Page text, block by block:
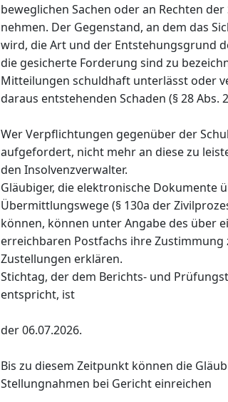
beweglichen Sachen oder an Rechten
nehmen. Der Gegenstand, an dem das
wird, die Art und der Entstehungsgrund
die gesicherte Forderung sind zu
Mitteilungen schuldhaft unterlässt oder
daraus entstehenden Schaden (§ 28 Abs.
Wer Verpflichtungen gegenüber der
aufgefordert, nicht mehr an diese zu
den Insolvenzverwalter.
Gläubiger, die elektronische Dokumente
Übermittlungswege (§ 130a der
können, können unter Angabe des über
erreichbaren Postfachs ihre Zustimmung
Zustellungen erklären.
Stichtag, der dem Berichts- und
entspricht, ist
der 06.07.2026.
Bis zu diesem Zeitpunkt können die
Stellungnahmen bei Gericht einreichen